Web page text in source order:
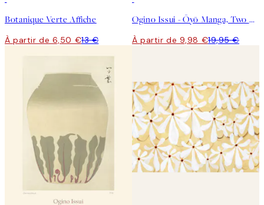
Botanique Verte Affiche
À partir de 6,50 €13 €
Ogino Issui - Ōyō Manga, Two Birds Affiche
À partir de 9,98 €19,95 €